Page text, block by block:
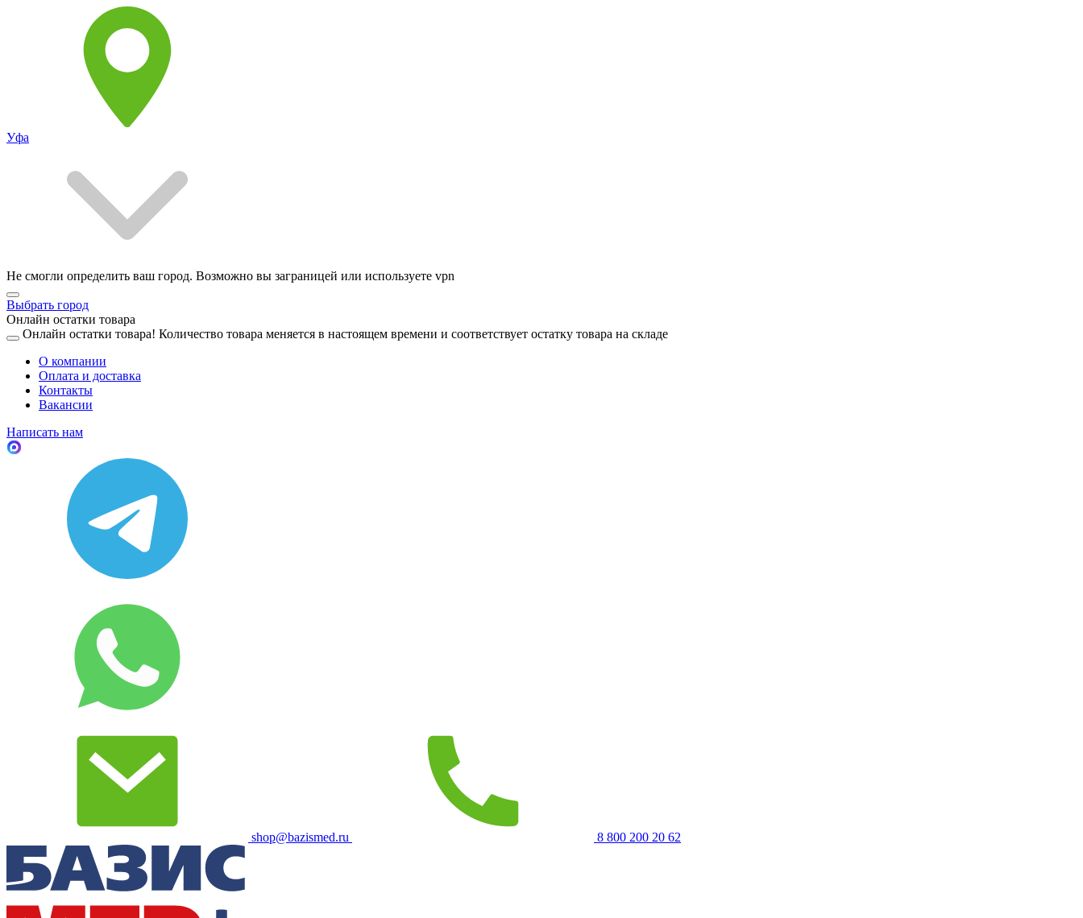
Уфа
Не смогли определить ваш город. Возможно вы заграницей или используете vpn
Выбрать город
Онлайн остатки товара
Онлайн остатки товара! Количество товара меняется в настоящем времени и соответствует остатку товара на складе
О компании
Оплата и доставка
Контакты
Вакансии
Написать нам
shop@bazismed.ru 8 800 200 20 62